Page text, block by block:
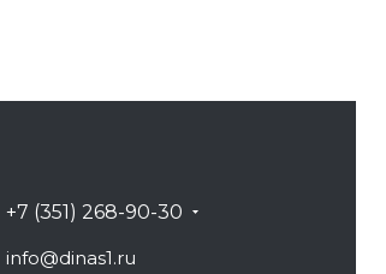
+7 (351) 268-90-30
info@dinas1.ru